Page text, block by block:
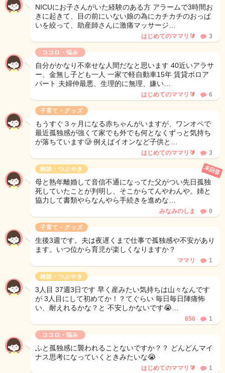
NICUにお子さんがいた経験のある方 アラームで3時間お
きに起きて、目の前にいない娘の為にカチカチのおっぱ
いを絞って、助産師さんに激痛マッサージ…
はじめてのママリ🔰 3
ココロ・悩み
自分がかなり不幸せな人間だなと思います 40近いアラサ
ー、金無し子ども一人 一家で軽自動車15年 賃貸ボロア
パート 夫婦仲最悪、生理的に無理、嫌い…
はじめてのママリ🔰 6
子育て・グッズ
もうすぐ３ヶ月になる赤ちゃんがいますが、ワンオペで
最近孤独感が強くて家でも外でも何となくずっと気持ち
が落ちています🥲 例えばイオンなど子供と…
はじめてのママリ🔰 3
雑談・つぶやき
母と熟年離婚して音信不通になってた父がつい先日孤独
死していたことが判明し、そこからてんやわんや。姉と
協力して書類やらなんやら手続きを進めな…
未回答
みなみのしま 0
子育て・グッズ
生後3週です。夫は夜遅くまで仕事で孤独感や不安があり
ます。いつ位から育児が楽しくなりますか？
ママリ 1
雑談・つぶやき
3人目 37週3日です 早く産みたい気持ちは山々なんです
が 3人目にして初めてか！？てぐらい 毎日毎日陣痛怖
い、耐えれるかな？と 不安しかないです😭…
656 1
ココロ・悩み
ふと孤独感に襲われることないですか？？ どんどんマイ
ナス思考になっていくときみたいな😭
はじめてのママリ🔰 1